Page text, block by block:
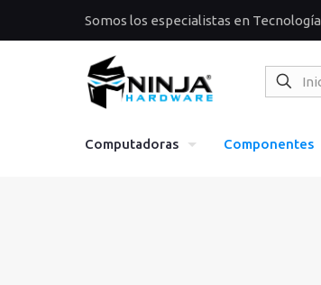
Somos los especialistas en Tecnología
Computadoras Componentes